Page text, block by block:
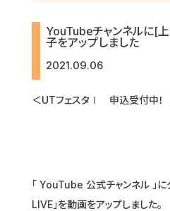
YouTubeチャンネルに[
子をアップしました
2021.09.06
＜UTフェスタⅠ 申込受付中！
「 YouTube 公式チャンネル 」
LIVE」を動画をアップしました。